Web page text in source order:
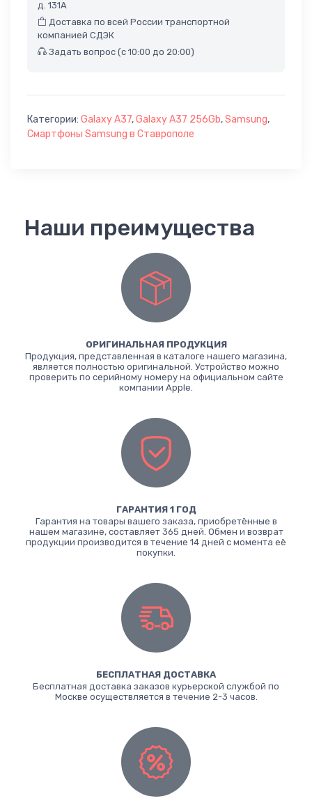
д. 131А
Доставка по всей России транспортной
компанией СДЭК
Задать вопрос (с 10:00 до 20:00)
Категории: Galaxy A37,Galaxy A37 256Gb,Samsung,
Смартфоны Samsung в Ставрополе
Наши преимущества
ОРИГИНАЛЬНАЯ ПРОДУКЦИЯ
Продукция, представленная в каталоге нашего магазина,
является полностью оригинальной. Устройство можно
проверить по серийному номеру на официальном сайте
компании Apple.
ГАРАНТИЯ 1 ГОД
Гарантия на товары вашего заказа, приобретённые в
нашем магазине, составляет 365 дней. Обмен и возврат
продукции производится в течение 14 дней с момента её
покупки.
БЕСПЛАТНАЯ ДОСТАВКА
Бесплатная доставка заказов курьерской службой по
Москве осуществляется в течение 2-3 часов.